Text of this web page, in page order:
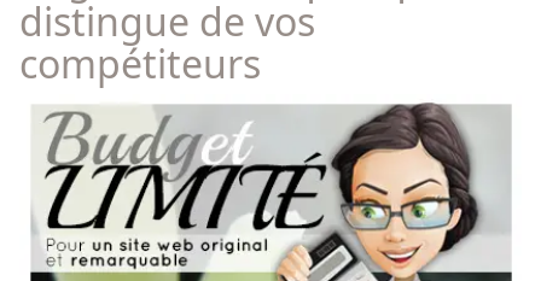
distingue de vos
compétiteurs